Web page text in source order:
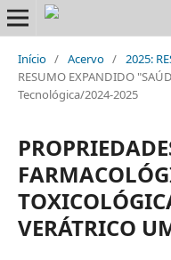
Início / Acervo / 2025:
RESUMO EXPANDIDO
Tecnológica/2024-2025
VERÁTRICO